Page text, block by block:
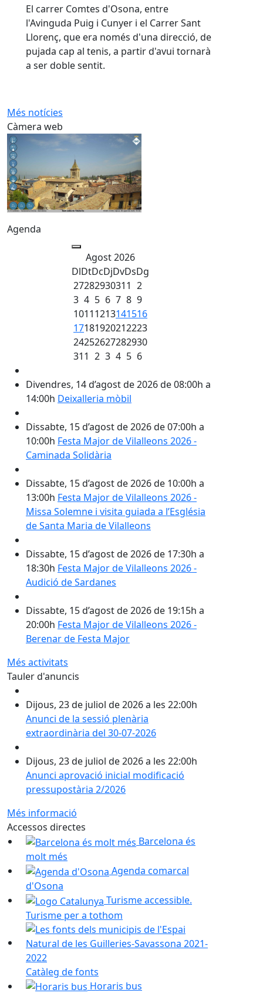
El carrer Comtes d'Osona, entre
l'Avinguda Puig i Cunyer i el Carrer Sant
Llorenç, que era només d'una direcció, de
pujada cap al tenis, a partir d'avui tornarà
a ser doble sentit.
Més notícies
Càmera web
Agenda
Agost 2026
DlDtDcDjDvDsDg
27282930311 2
3 4 5 6 7 8 9
10111213141516
17181920212223
24252627282930
311 2 3 4 5 6
Divendres, 14 d’agost de 2026 de 08:00h a
14:00h Deixalleria mòbil
Dissabte, 15 d’agost de 2026 de 07:00h a
10:00h Festa Major de Vilalleons 2026 -
Caminada Solidària
Dissabte, 15 d’agost de 2026 de 10:00h a
13:00h Festa Major de Vilalleons 2026 -
Missa Solemne i visita guiada a l’Església
de Santa Maria de Vilalleons
Dissabte, 15 d’agost de 2026 de 17:30h a
18:30h Festa Major de Vilalleons 2026 -
Audició de Sardanes
Dissabte, 15 d’agost de 2026 de 19:15h a
20:00h Festa Major de Vilalleons 2026 -
Berenar de Festa Major
Més activitats
Tauler d'anuncis
Dijous, 23 de juliol de 2026 a les 22:00h
Anunci de la sessió plenària
extraordinària del 30-07-2026
Dijous, 23 de juliol de 2026 a les 22:00h
Anunci aprovació inicial modificació
pressupostària 2/2026
Més informació
Accessos directes
Barcelona és
molt més
Agenda comarcal
d'Osona
Turisme accessible.
Turisme per a tothom
Catàleg de fonts
Horaris bus